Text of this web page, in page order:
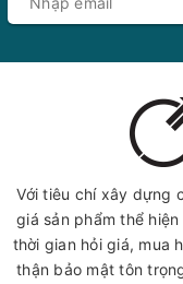
Với tiêu chí xây dựng
giá sản phẩm thể
thời gian hỏi giá, mua
thận bảo mật tôn